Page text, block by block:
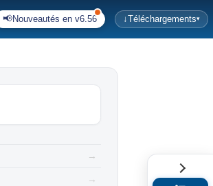
📢Nouveautés en v6.56 ↓Téléchargements▾
→
→